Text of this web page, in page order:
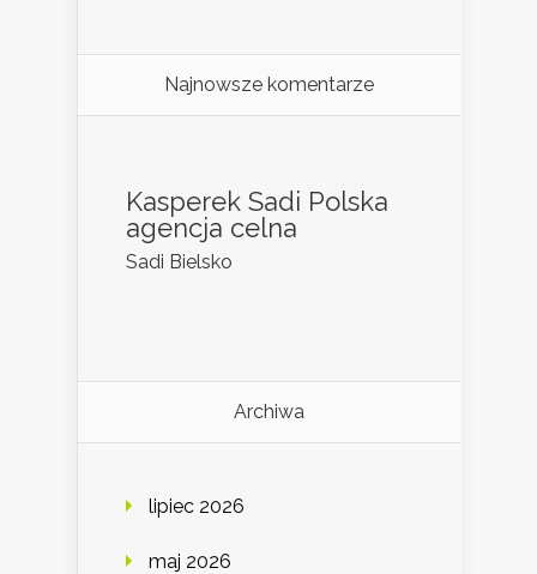
Najnowsze komentarze
Kasperek Sadi Polska
agencja celna
Sadi Bielsko
Archiwa
lipiec 2026
maj 2026